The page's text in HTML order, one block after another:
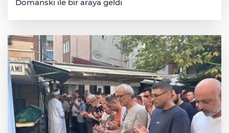
Domanski ile bir araya geldi